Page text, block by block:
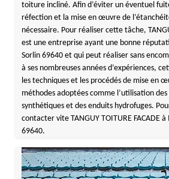
toiture incliné. Afin d’éviter un éventuel
réfection et la mise en œuvre de
nécessaire. Pour réaliser cette tâche,
est une entreprise ayant une bonne
Sorlin 69640 et qui peut réaliser sans
à ses nombreuses années d’expériences,
les techniques et les procédés de mise en
méthodes adoptées comme l’utilisation
synthétiques et des enduits hydrofuges.
contacter vite TANGUY TOITURE FACADE
69640.